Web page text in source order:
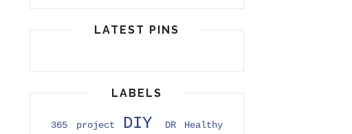
LATEST PINS
LABELS
365 project DIY DR
Healthy